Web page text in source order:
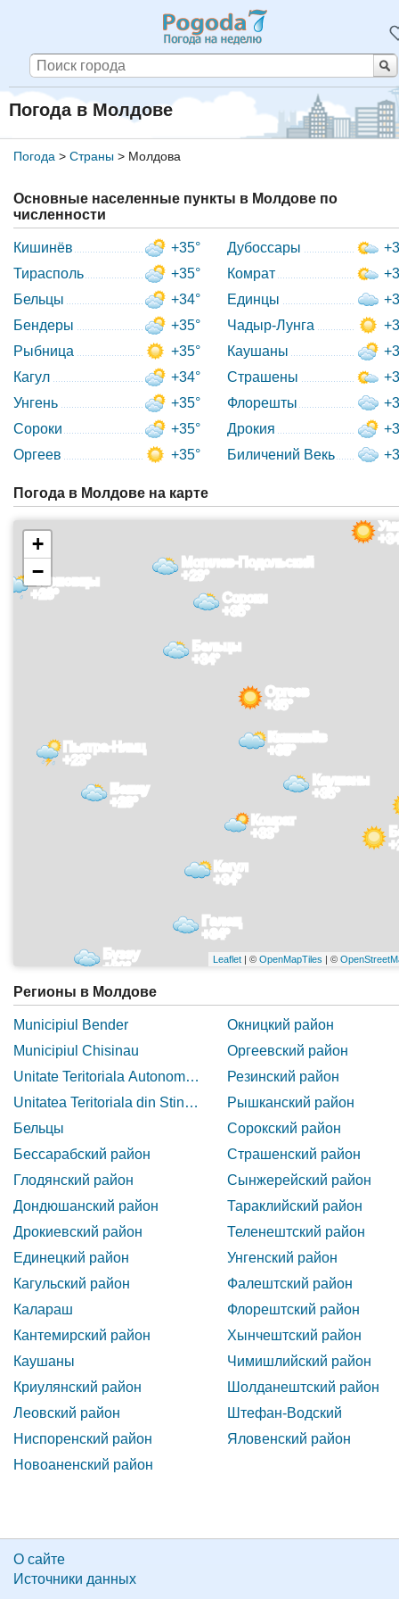
Погода в Молдове
Погода > Страны> Молдова
Основные населенные пункты в Молдове по
численности
Кишинёв
+35°
Тирасполь
+35°
Бельцы
+34°
Бендеры
+35°
Рыбница
+35°
Кагул
+34°
Унгень
+35°
Сороки
+35°
Оргеев
+35°
Дубоссары
Комрат
Единцы
Чадыр-Лунга
Каушаны
Страшены
Флорешты
Дрокия
Биличений Векь
Погода в Молдове на карте
Кишинёв
+35°
Сороки
+35°
Галац
+34°
Черновцы
+28°
Бельцы
+34°
Комрат
+33°
Бакау
+28°
Бузэу
+30°
Пьятра-Нямц
+23°
Кагул
+34°
Могилев-Подольский
+29°
Оргеев
+35°
Каушаны
+35°
+
−
Leaflet | ©OpenMapTiles | ©
Регионы в Молдове
Municipiul Bender
Municipiul Chisinau
Unitate Teritoriala Autonoma Gagauzia
Unitatea Teritoriala din Stinga Nistrului
Бельцы
Бессарабский район
Глодянский район
Дондюшанский район
Дрокиевский район
Единецкий район
Кагульский район
Калараш
Кантемирский район
Каушаны
Криулянский район
Леовский район
Ниспоренский район
Новоаненский район
Окницкий район
Оргеевский район
Резинский район
Рышканский район
Сорокский район
Страшенский район
Сынжерейский район
Тараклийский район
Теленештский район
Унгенский район
Фалештский район
Флорештский район
Хынчештский район
Чимишлийский район
Шолданештский район
Штефан-Водский
Яловенский район
О сайте
Источники данных